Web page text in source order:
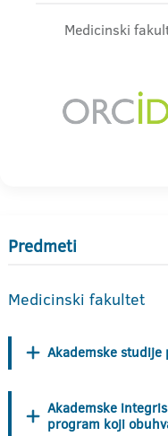
Medicinski
Predmeti
Medicinski fakultet
Akademske studije
Akademske
program koji